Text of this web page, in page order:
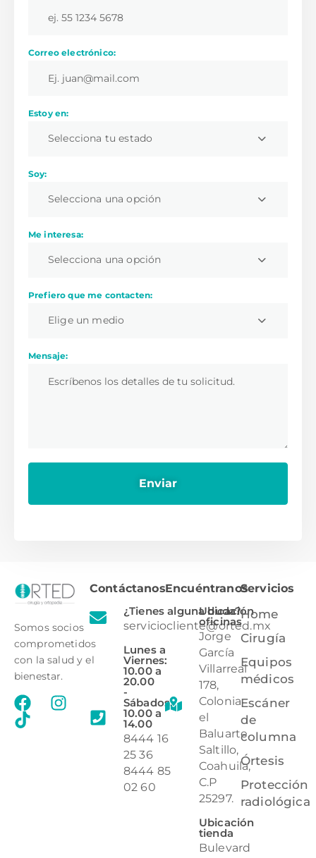
Correo electrónico:
Estoy en:
Selecciona tu estado
Soy:
Selecciona una opción
Me interesa:
Selecciona una opción
Prefiero que me contacten:
Elige un medio
Mensaje:
Somos socios
comprometidos
con la salud y el
bienestar.
Contáctanos
¿Tienes alguna duda?
serviciocliente@orted.mx
Lunes a
Viernes:
10.00 a
20.00
-
Sábados:
10.00 a
14.00
8444 16
25 36
8444 85
02 60
Encuéntranos
Ubicación
oficinas
Jorge
García
Villarreal
178,
Colonia
el
Baluarte,
Saltillo,
Coahuila,
C.P
25297.
Ubicación
tienda
Bulevard
Servicios
Home
Cirugía
Equipos
médicos
Escáner
de
columna
Órtesis
Protección
radiológica